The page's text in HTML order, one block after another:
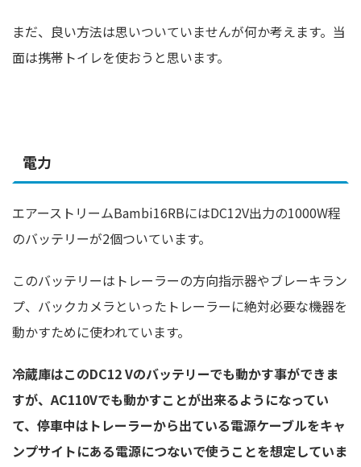
まだ、良い方法は思いついていませんが何か考えます。当
面は携帯トイレを使おうと思います。
電力
エアーストリームBambi16RBにはDC12V出力の1000W程
のバッテリーが2個ついています。
このバッテリーはトレーラーの方向指示器やブレーキラン
プ、バックカメラといったトレーラーに絶対必要な機器を
動かすために使われています。
冷蔵庫はこのDC12 Vのバッテリーでも動かす事ができま
すが、AC110Vでも動かすことが出来るようになってい
て、停車中はトレーラーから出ている電源ケーブルをキャ
ンプサイトにある電源につないで使うことを想定していま